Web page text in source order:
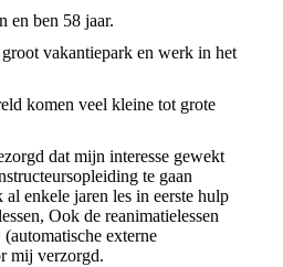
en ben 58 jaar.
vakantiepark en werk in het
komen veel kleine tot grote
dat mijn interesse gewekt
te gaan
enkele jaren les in eerste hulp
Ook de reanimatielessen
externe
mij verzorgd.